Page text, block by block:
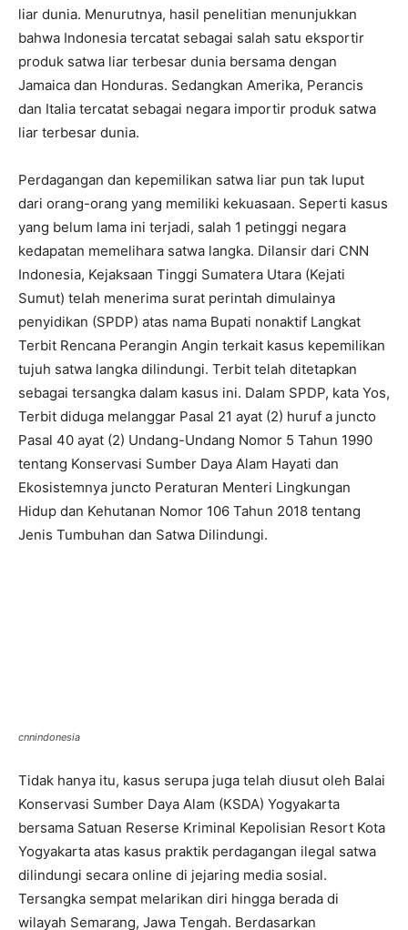
liar dunia. Menurutnya, hasil penelitian menunjukkan
bahwa Indonesia tercatat sebagai salah satu eksportir
produk satwa liar terbesar dunia bersama dengan
Jamaica dan Honduras. Sedangkan Amerika, Perancis
dan Italia tercatat sebagai negara importir produk satwa
liar terbesar dunia.
Perdagangan dan kepemilikan satwa liar pun tak luput
dari orang-orang yang memiliki kekuasaan. Seperti kasus
yang belum lama ini terjadi, salah 1 petinggi negara
kedapatan memelihara satwa langka. Dilansir dari CNN
Indonesia, Kejaksaan Tinggi Sumatera Utara (Kejati
Sumut) telah menerima surat perintah dimulainya
penyidikan (SPDP) atas nama Bupati nonaktif Langkat
Terbit Rencana Perangin Angin terkait kasus kepemilikan
tujuh satwa langka dilindungi. Terbit telah ditetapkan
sebagai tersangka dalam kasus ini. Dalam SPDP, kata Yos,
Terbit diduga melanggar Pasal 21 ayat (2) huruf a juncto
Pasal 40 ayat (2) Undang-Undang Nomor 5 Tahun 1990
tentang Konservasi Sumber Daya Alam Hayati dan
Ekosistemnya juncto Peraturan Menteri Lingkungan
Hidup dan Kehutanan Nomor 106 Tahun 2018 tentang
Jenis Tumbuhan dan Satwa Dilindungi.
cnnindonesia
Tidak hanya itu, kasus serupa juga telah diusut oleh Balai
Konservasi Sumber Daya Alam (KSDA) Yogyakarta
bersama Satuan Reserse Kriminal Kepolisian Resort Kota
Yogyakarta atas kasus praktik perdagangan ilegal satwa
dilindungi secara online di jejaring media sosial.
Tersangka sempat melarikan diri hingga berada di
wilayah Semarang, Jawa Tengah. Berdasarkan